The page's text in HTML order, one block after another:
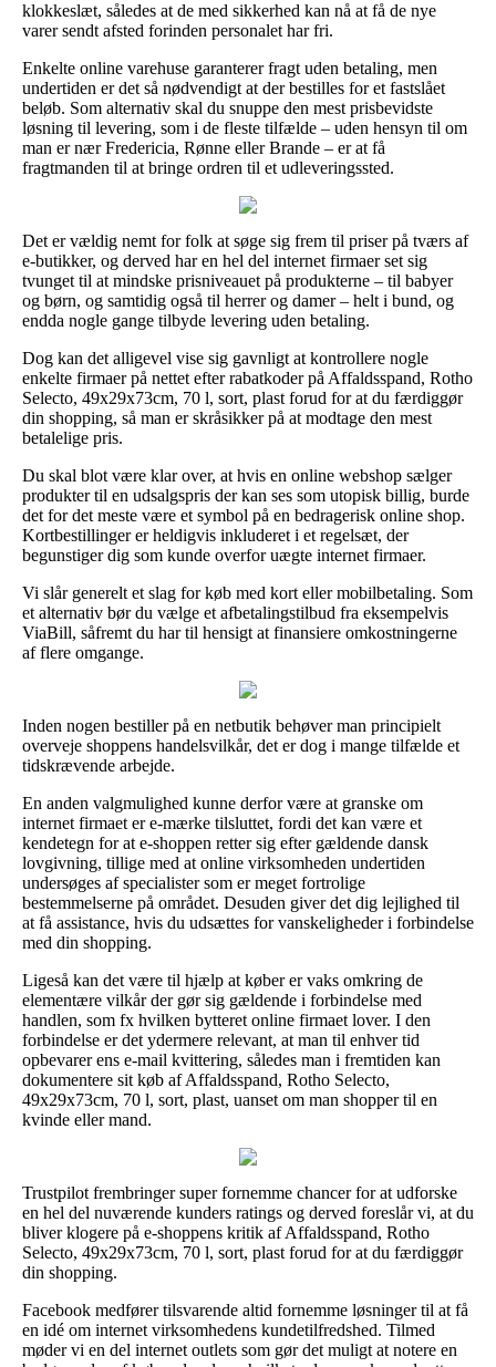
klokkeslæt, således at de med sikkerhed kan nå at få de nye
varer sendt afsted forinden personalet har fri.
Enkelte online varehuse garanterer fragt uden betaling, men
undertiden er det så nødvendigt at der bestilles for et fastslået
beløb. Som alternativ skal du snuppe den mest prisbevidste
løsning til levering, som i de fleste tilfælde – uden hensyn til om
man er nær Fredericia, Rønne eller Brande – er at få
fragtmanden til at bringe ordren til et udleveringssted.
Det er vældig nemt for folk at søge sig frem til priser på tværs af
e-butikker, og derved har en hel del internet firmaer set sig
tvunget til at mindske prisniveauet på produkterne – til babyer
og børn, og samtidig også til herrer og damer – helt i bund, og
endda nogle gange tilbyde levering uden betaling.
Dog kan det alligevel vise sig gavnligt at kontrollere nogle
enkelte firmaer på nettet efter rabatkoder på Affaldsspand, Rotho
Selecto, 49x29x73cm, 70 l, sort, plast forud for at du færdiggør
din shopping, så man er skråsikker på at modtage den mest
betalelige pris.
Du skal blot være klar over, at hvis en online webshop sælger
produkter til en udsalgspris der kan ses som utopisk billig, burde
det for det meste være et symbol på en bedragerisk online shop.
Kortbestillinger er heldigvis inkluderet i et regelsæt, der
begunstiger dig som kunde overfor uægte internet firmaer.
Vi slår generelt et slag for køb med kort eller mobilbetaling. Som
et alternativ bør du vælge et afbetalingstilbud fra eksempelvis
ViaBill, såfremt du har til hensigt at finansiere omkostningerne
af flere omgange.
Inden nogen bestiller på en netbutik behøver man principielt
overveje shoppens handelsvilkår, det er dog i mange tilfælde et
tidskrævende arbejde.
En anden valgmulighed kunne derfor være at granske om
internet firmaet er e-mærke tilsluttet, fordi det kan være et
kendetegn for at e-shoppen retter sig efter gældende dansk
lovgivning, tillige med at online virksomheden undertiden
undersøges af specialister som er meget fortrolige
bestemmelserne på området. Desuden giver det dig lejlighed til
at få assistance, hvis du udsættes for vanskeligheder i forbindelse
med din shopping.
Ligeså kan det være til hjælp at køber er vaks omkring de
elementære vilkår der gør sig gældende i forbindelse med
handlen, som fx hvilken bytteret online firmaet lover. I den
forbindelse er det ydermere relevant, at man til enhver tid
opbevarer ens e-mail kvittering, således man i fremtiden kan
dokumentere sit køb af Affaldsspand, Rotho Selecto,
49x29x73cm, 70 l, sort, plast, uanset om man shopper til en
kvinde eller mand.
Trustpilot frembringer super fornemme chancer for at udforske
en hel del nuværende kunders ratings og derved foreslår vi, at du
bliver klogere på e-shoppens kritik af Affaldsspand, Rotho
Selecto, 49x29x73cm, 70 l, sort, plast forud for at du færdiggør
din shopping.
Facebook medfører tilsvarende altid fornemme løsninger til at få
en idé om internet virksomhedens kundetilfredshed. Tilmed
møder vi en del internet outlets som gør det muligt at notere en